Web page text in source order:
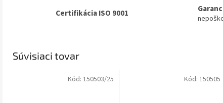
Certifikácia ISO 9001
Súvisiaci tovar
Kód: 150503/25 Kód: 150505